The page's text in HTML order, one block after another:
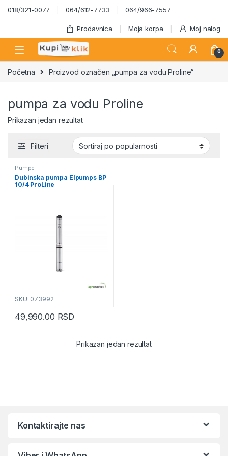
Skip to navigation
Skip to content
018/321-0077 064/612-7733 064/966-7557
Prodavnica Moja korpa Moj nalog
0
Početna Proizvod označen „pumpa za vodu Proline“
pumpa za vodu Proline
Prikazan jedan rezultat
Filteri
Pumpe
Dubinska pumpa Elpumps BP
10/4 ProLine
SKU: 073992
49,990.00 RSD
Prikazan jedan rezultat
Kontaktirajte nas